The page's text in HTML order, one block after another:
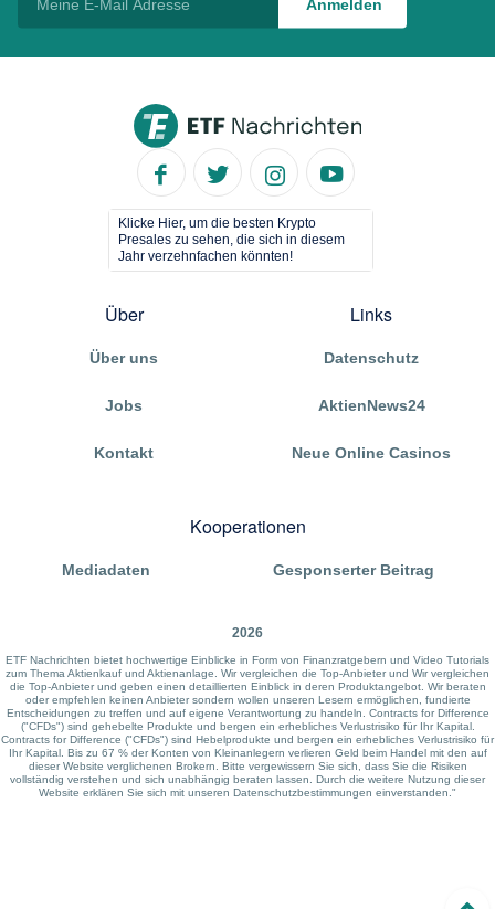
Klicke Hier, um die besten Krypto
Presales zu sehen, die sich in diesem
Jahr verzehnfachen könnten!
Über
Über uns
Jobs
Kontakt
Links
Datenschutz
AktienNews24
Neue Online Casinos
Kooperationen
Mediadaten Gesponserter Beitrag
2026
ETF Nachrichten bietet hochwertige Einblicke in Form von Finanzratgebern und Video Tutorials
zum Thema Aktienkauf und Aktienanlage. Wir vergleichen die Top-Anbieter und Wir vergleichen
die Top-Anbieter und geben einen detaillierten Einblick in deren Produktangebot. Wir beraten
oder empfehlen keinen Anbieter sondern wollen unseren Lesern ermöglichen, fundierte
Entscheidungen zu treffen und auf eigene Verantwortung zu handeln. Contracts for Difference
("CFDs") sind gehebelte Produkte und bergen ein erhebliches Verlustrisiko für Ihr Kapital.
Contracts for Difference ("CFDs") sind Hebelprodukte und bergen ein erhebliches Verlustrisiko für
Ihr Kapital. Bis zu 67 % der Konten von Kleinanlegern verlieren Geld beim Handel mit den auf
dieser Website verglichenen Brokern. Bitte vergewissern Sie sich, dass Sie die Risiken
vollständig verstehen und sich unabhängig beraten lassen. Durch die weitere Nutzung dieser
Website erklären Sie sich mit unseren Datenschutzbestimmungen einverstanden."